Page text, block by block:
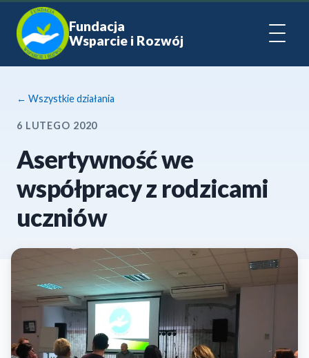
Fundacja
Wsparcie i Rozwój
← Wszystkie działania
6 LUTEGO 2020
Asertywność we
współpracy z rodzicami
uczniów